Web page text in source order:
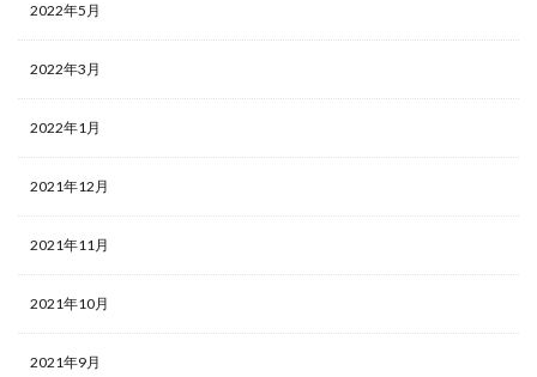
2022年5月
2022年3月
2022年1月
2021年12月
2021年11月
2021年10月
2021年9月